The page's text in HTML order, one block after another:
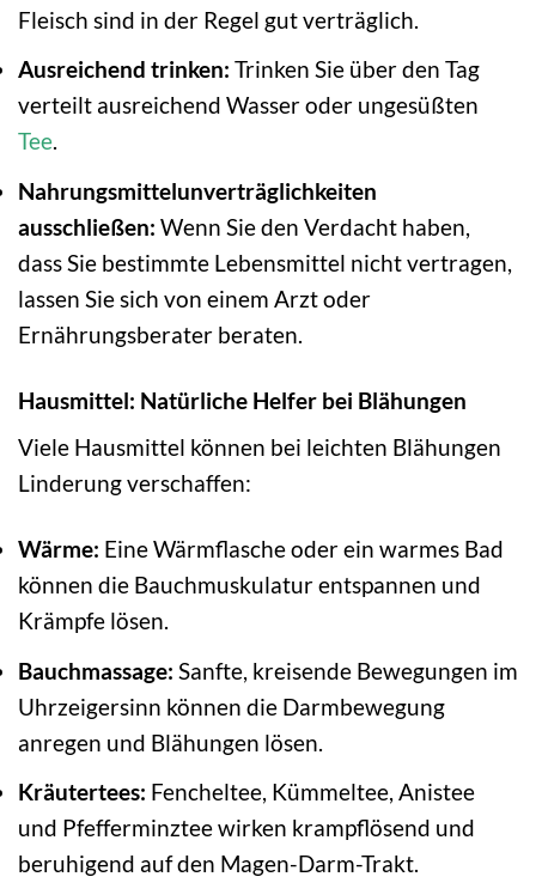
Fleisch sind in der Regel gut verträglich.
Ausreichend trinken: Trinken Sie über den Tag
verteilt ausreichend Wasser oder ungesüßten
Tee.
Nahrungsmittelunverträglichkeiten
ausschließen: Wenn Sie den Verdacht haben,
dass Sie bestimmte Lebensmittel nicht vertragen,
lassen Sie sich von einem Arzt oder
Ernährungsberater beraten.
Hausmittel: Natürliche Helfer bei Blähungen
Viele Hausmittel können bei leichten Blähungen
Linderung verschaffen:
Wärme: Eine Wärmflasche oder ein warmes Bad
können die Bauchmuskulatur entspannen und
Krämpfe lösen.
Bauchmassage: Sanfte, kreisende Bewegungen im
Uhrzeigersinn können die Darmbewegung
anregen und Blähungen lösen.
Kräutertees: Fencheltee, Kümmeltee, Anistee
und Pfefferminztee wirken krampflösend und
beruhigend auf den Magen-Darm-Trakt.